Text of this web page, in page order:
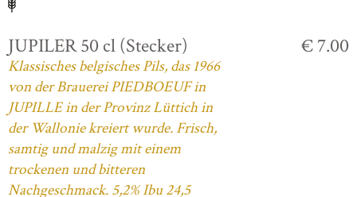
JUPILER 50 cl (Stecker)
Klassisches belgisches Pils, das 1966
von der Brauerei PIEDBOEUF in
JUPILLE in der Provinz Lüttich in
der Wallonie kreiert wurde. Frisch,
samtig und malzig mit einem
trockenen und bitteren
Nachgeschmack. 5,2% Ibu 24,5
€ 7.00